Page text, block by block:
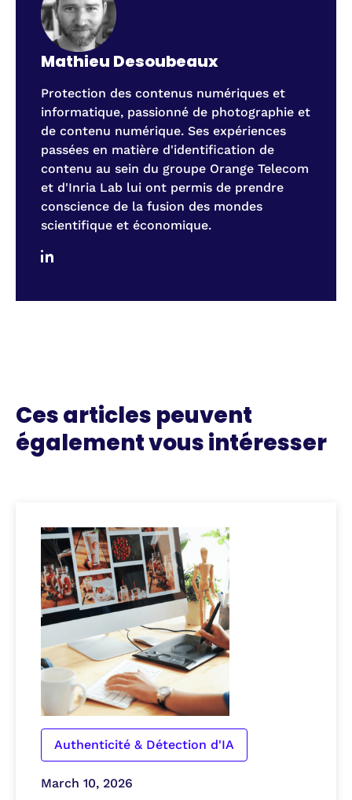
Mathieu Desoubeaux
Protection des contenus numériques et
informatique, passionné de photographie et
de contenu numérique. Ses expériences
passées en matière d'identification de
contenu au sein du groupe Orange Telecom
et d'Inria Lab lui ont permis de prendre
conscience de la fusion des mondes
scientifique et économique.
Ces articles peuvent
également vous intéresser
Authenticité & Détection d'IA
March 10, 2026